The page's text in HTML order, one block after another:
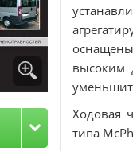
высоким
Ходовая
типа